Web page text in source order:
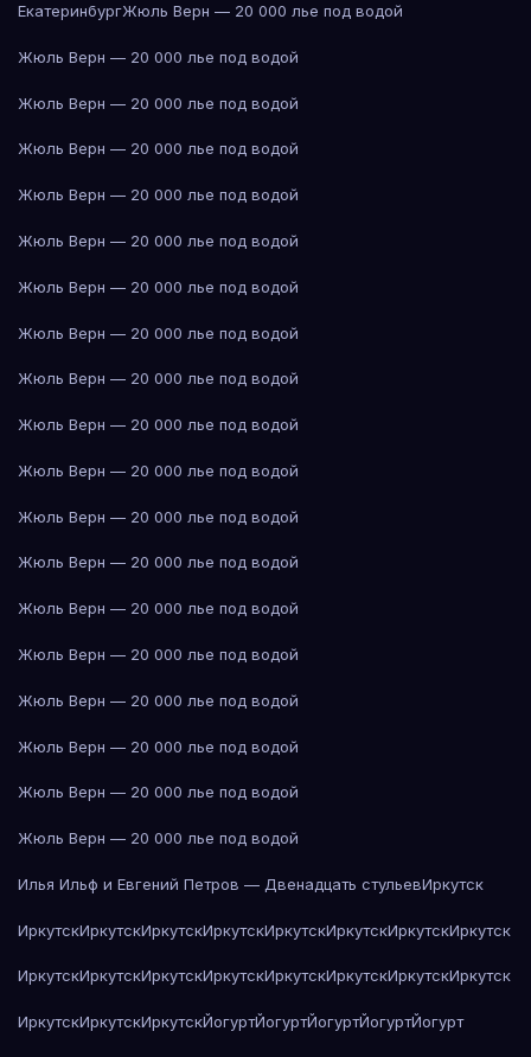
ЕкатеринбургЖюль Верн — 20 000 лье под водой
Жюль Верн — 20 000 лье под водой
Жюль Верн — 20 000 лье под водой
Жюль Верн — 20 000 лье под водой
Жюль Верн — 20 000 лье под водой
Жюль Верн — 20 000 лье под водой
Жюль Верн — 20 000 лье под водой
Жюль Верн — 20 000 лье под водой
Жюль Верн — 20 000 лье под водой
Жюль Верн — 20 000 лье под водой
Жюль Верн — 20 000 лье под водой
Жюль Верн — 20 000 лье под водой
Жюль Верн — 20 000 лье под водой
Жюль Верн — 20 000 лье под водой
Жюль Верн — 20 000 лье под водой
Жюль Верн — 20 000 лье под водой
Жюль Верн — 20 000 лье под водой
Жюль Верн — 20 000 лье под водой
Жюль Верн — 20 000 лье под водой
Илья Ильф и Евгений Петров — Двенадцать стульевИркутск
ИркутскИркутскИркутскИркутскИркутскИркутскИркутскИркутск
ИркутскИркутскИркутскИркутскИркутскИркутскИркутскИркутск
ИркутскИркутскИркутскЙогуртЙогуртЙогуртЙогуртЙогурт